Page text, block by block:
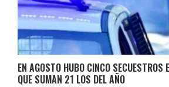
EN AGOSTO HUBO CINCO SECUESTROS
QUE SUMAN 21 LOS DEL AÑO